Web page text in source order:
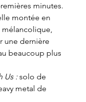
minutes.
montée en
une dernière
beaucoup plus
Us : solo de
metal de